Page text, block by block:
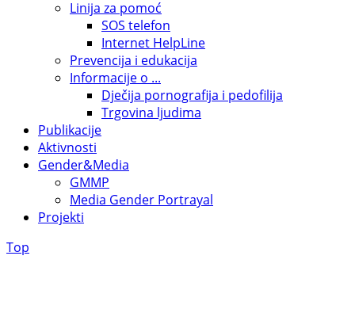
Linija za pomoć
SOS telefon
Internet HelpLine
Prevencija i edukacija
Informacije o ...
Dječija pornografija i pedofilija
Trgovina ljudima
Publikacije
Aktivnosti
Gender&Media
GMMP
Media Gender Portrayal
Projekti
Top